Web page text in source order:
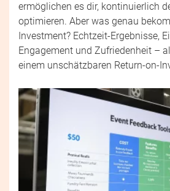
ermöglichen es dir, kontinuierlich
optimieren. Aber was genau
Investment? Echtzeit-Ergebnisse,
Engagement und Zufriedenheit –
einem unschätzbaren Return-on-